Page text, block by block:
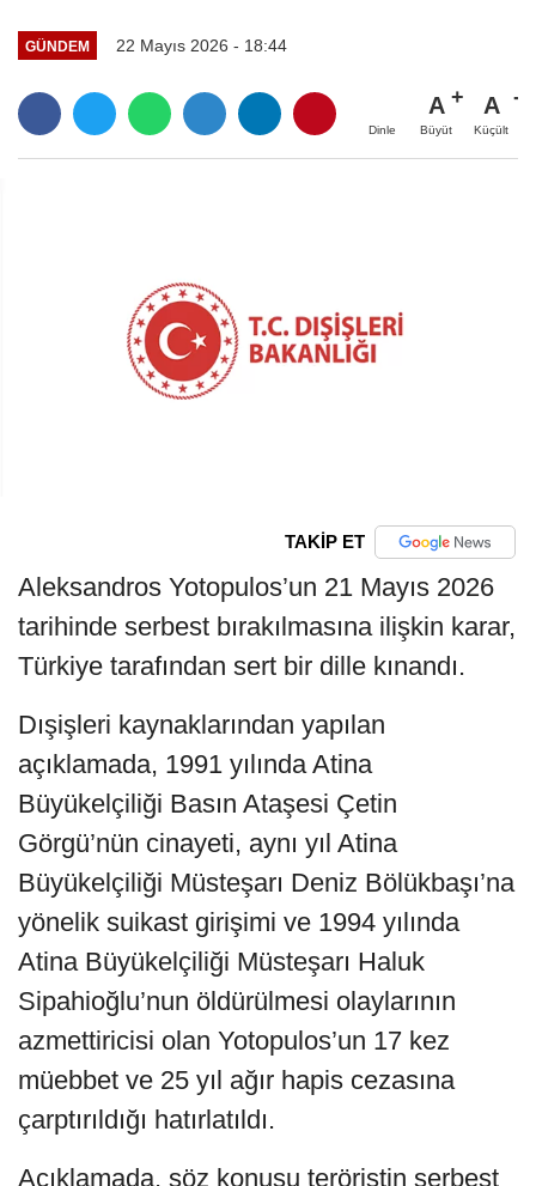
GÜNDEM 22 Mayıs 2026 - 18:44
Dinle
A
Büyüt
A
Küçült
TAKİP ET
Aleksandros Yotopulos’un 21 Mayıs 2026
tarihinde serbest bırakılmasına ilişkin karar,
Türkiye tarafından sert bir dille kınandı.
Dışişleri kaynaklarından yapılan
açıklamada, 1991 yılında Atina
Büyükelçiliği Basın Ataşesi Çetin
Görgü’nün cinayeti, aynı yıl Atina
Büyükelçiliği Müsteşarı Deniz Bölükbaşı’na
yönelik suikast girişimi ve 1994 yılında
Atina Büyükelçiliği Müsteşarı Haluk
Sipahioğlu’nun öldürülmesi olaylarının
azmettiricisi olan Yotopulos’un 17 kez
müebbet ve 25 yıl ağır hapis cezasına
çarptırıldığı hatırlatıldı.
Açıklamada, söz konusu teröristin serbest